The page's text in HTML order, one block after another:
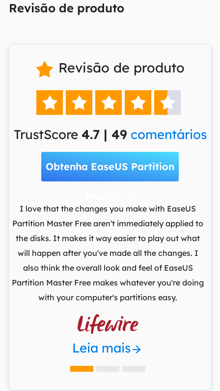
Revisão de produto
 Revisão de produto
    
TrustScore 4.7 | 49 comentários
Obtenha EaseUS Partition
I love that the changes you make with EaseUS
Partition Master Free aren't immediately applied to
the disks. It makes it way easier to play out what
will happen after you've made all the changes. I
also think the overall look and feel of EaseUS
Partition Master Free makes whatever you're doing
with your computer's partitions easy.

Leia mais